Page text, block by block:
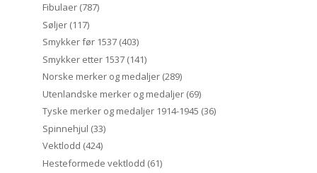
Fibulaer (787)
Søljer (117)
Smykker før 1537 (403)
Smykker etter 1537 (141)
Norske merker og medaljer (289)
Utenlandske merker og medaljer (69)
Tyske merker og medaljer 1914-1945 (36)
Spinnehjul (33)
Vektlodd (424)
Hesteformede vektlodd (61)